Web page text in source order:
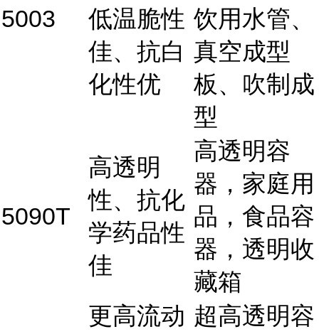
5003
低温脆性
佳、抗白
化性优
饮用水管、
真空成型
板、吹制成
型
5090T
高透明
性、抗化
学药品性
佳
高透明容
器，家庭用
品，食品容
器，透明收
藏箱
更高流动 超高透明容